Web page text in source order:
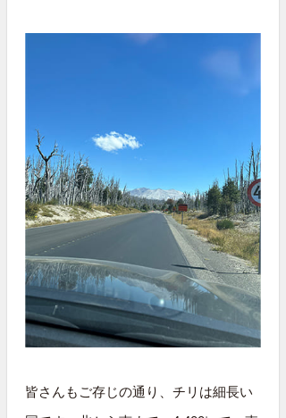
皆さんもご存じの通り、チリは細長い